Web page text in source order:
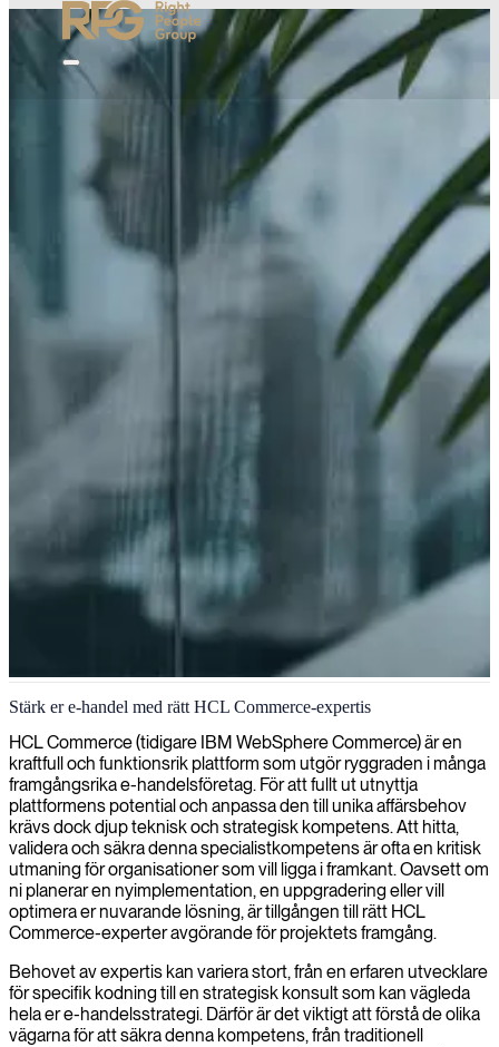
HCL Commerce e-handelslösningar
Vi levererar specialiserad HCL Commerce-kompetens för att
optimera dina e-handelslösningar, säkerställa sömlösa
kundupplevelser och maximera affärstillväxt.
Stärk er e-handel med rätt HCL Commerce-expertis
HCL Commerce (tidigare IBM WebSphere Commerce) är en
kraftfull och funktionsrik plattform som utgör ryggraden i många
framgångsrika e-handelsföretag. För att fullt ut utnyttja
plattformens potential och anpassa den till unika affärsbehov
krävs dock djup teknisk och strategisk kompetens. Att hitta,
validera och säkra denna specialistkompetens är ofta en kritisk
utmaning för organisationer som vill ligga i framkant. Oavsett om
ni planerar en nyimplementation, en uppgradering eller vill
optimera er nuvarande lösning, är tillgången till rätt HCL
Commerce-experter avgörande för projektets framgång.
Behovet av expertis kan variera stort, från en erfaren utvecklare
för specifik kodning till en strategisk konsult som kan vägleda
hela er e-handelsstrategi. Därför är det viktigt att förstå de olika
vägarna för att säkra denna kompetens, från traditionell